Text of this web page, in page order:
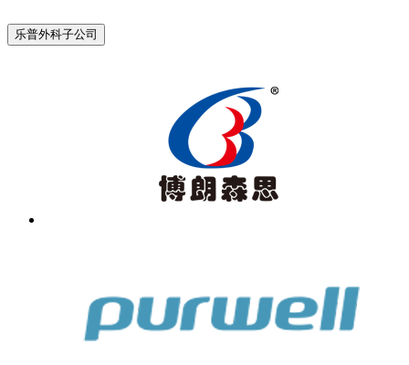
乐普外科子公司